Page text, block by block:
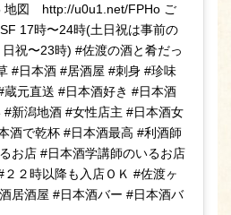
地図 http://u0u1.net/FPHo ご
17時〜24時(土日祝は事前の
祝〜23時) #佐渡の酒と肴だっ
#日本酒 #居酒屋 #刺身 #珍味
元直送 #日本酒好き #日本酒
新潟地酒 #女性店主 #日本酒女
酒で乾杯 #日本酒最高 #利酒師
お店 #日本酒学講師のいるお店
２時以降も入店ＯＫ #佐渡ヶ
居酒屋 #日本酒バー #日本酒バ